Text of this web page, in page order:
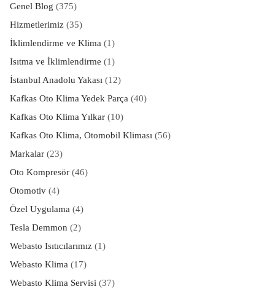
Genel Blog (375)
Hizmetlerimiz(35)
İklimlendirme ve Klima (1)
Isıtma ve İklimlendirme (1)
İstanbul Anadolu Yakası (12)
Kafkas Oto Klima Yedek Parça (40)
Kafkas Oto Klima Yılkar(10)
Kafkas Oto Klima, Otomobil Kliması (56)
Markalar(23)
Oto Kompresör(46)
Otomotiv(4)
Özel Uygulama (4)
Tesla Demmon (2)
Webasto Isıtıcılarımız(1)
Webasto Klima (17)
Webasto Klima Servisi (37)